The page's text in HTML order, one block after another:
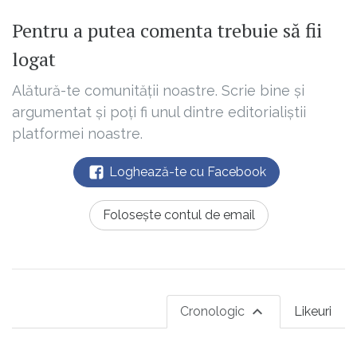
Pentru a putea comenta trebuie să fii
logat
Alătură-te comunității noastre. Scrie bine și
argumentat și poți fi unul dintre editorialiștii
platformei noastre.
Loghează-te cu Facebook
Folosește contul de email
Likeuri
Cronologic